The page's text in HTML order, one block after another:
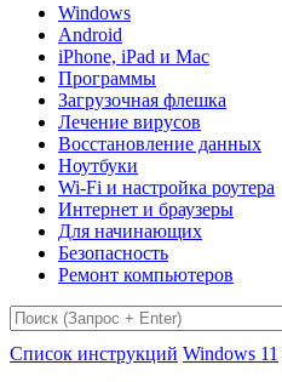
Windows
Android
iPhone, iPad и Mac
Программы
Загрузочная флешка
Лечение вирусов
Восстановление данных
Ноутбуки
Wi-Fi и настройка роутера
Интернет и браузеры
Для начинающих
Безопасность
Ремонт компьютеров
Список инструкций Windows 11